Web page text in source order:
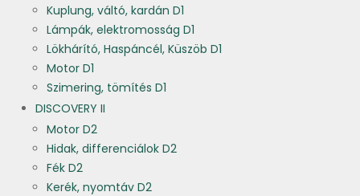
Kuplung, váltó, kardán D1
Lámpák, elektromosság D1
Lökhárító, Haspáncél, Küszöb D1
Motor D1
Szimering, tömítés D1
DISCOVERY II
Motor D2
Hidak, differenciálok D2
Fék D2
Kerék, nyomtáv D2